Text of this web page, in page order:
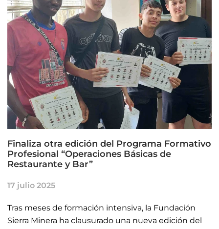
Finaliza otra edición del Programa Formativo
Profesional “Operaciones Básicas de
Restaurante y Bar”
17 julio 2025
Tras meses de formación intensiva, la Fundación
Sierra Minera ha clausurado una nueva edición del